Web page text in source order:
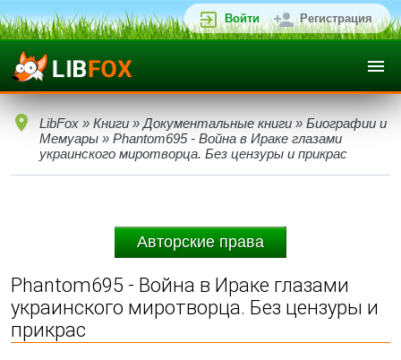
Войти Регистрация
LibFox » Книги » Документальные книги » Биографии и
Мемуары » Phantom695 - Война в Ираке глазами
украинского миротворца. Без цензуры и прикрас
Авторские права
Phantom695 - Война в Ираке глазами
украинского миротворца. Без цензуры и
прикрас